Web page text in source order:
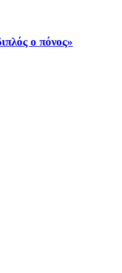
ο πόνος»